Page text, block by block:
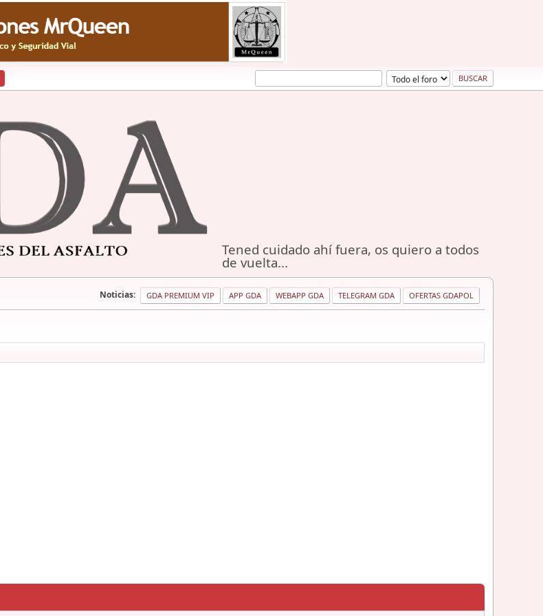
Tened cuidado ahí fuera, os quiero a todos
de vuelta...
Noticias: GDA PREMIUM VIP APP GDA WEBAPP GDA TELEGRAM GDA OFERTAS GDAPOL